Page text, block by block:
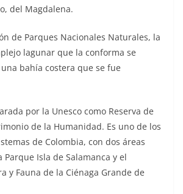
del Magdalena.
de Parques Nacionales Naturales, la
lagunar que la conforma se
bahía costera que se fue
por la Unesco como Reserva de
de la Humanidad. Es uno de los
de Colombia, con dos áreas
Parque Isla de Salamanca y el
y Fauna de la Ciénaga Grande de